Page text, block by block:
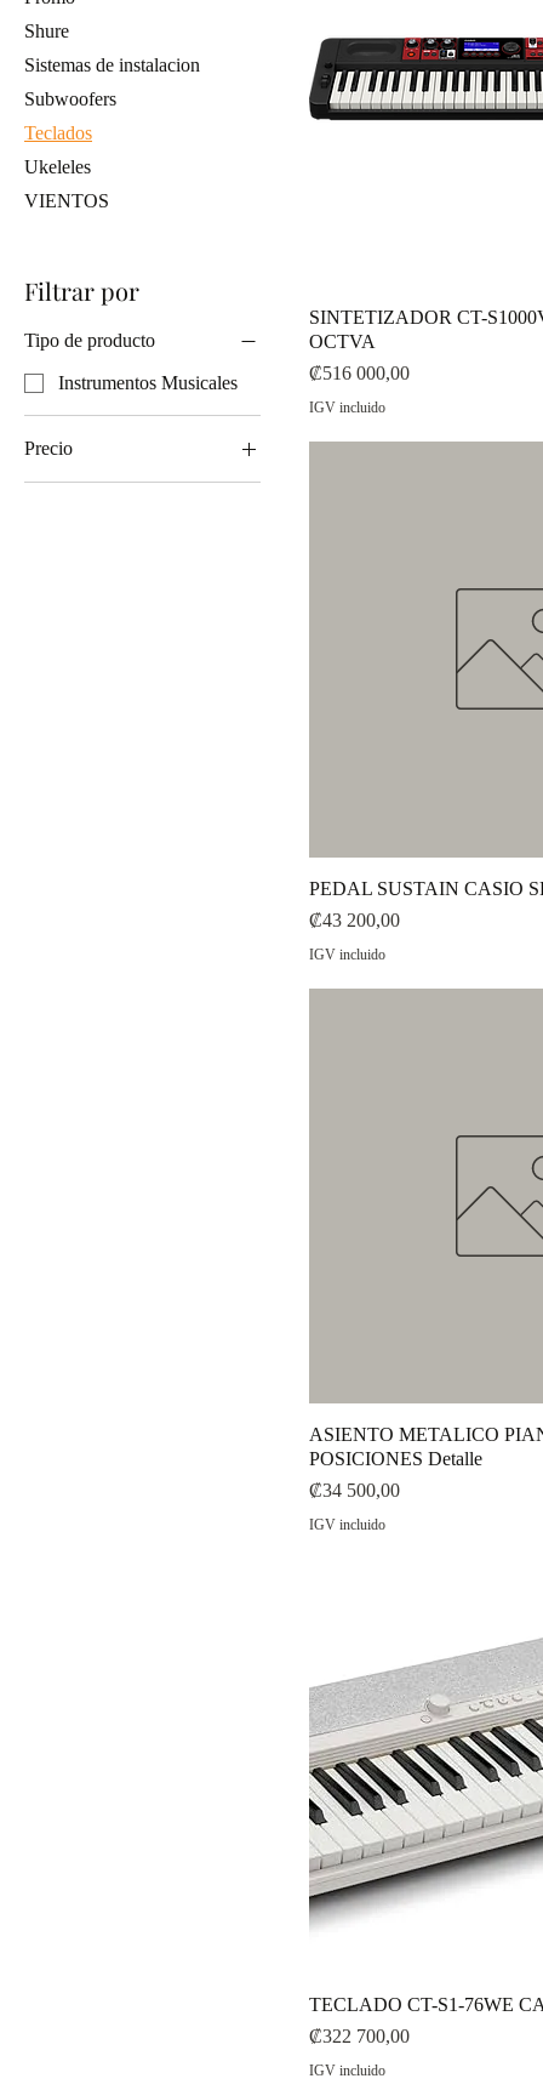
Shure
Sistemas de instalacion
Subwoofers
Teclados
Ukeleles
VIENTOS
Filtrar por
Tipo de producto
Instrumentos Musicales
Precio
SINTETIZADOR CT-
OCTVA
Precio
₡516 000,00
IGV incluido
PEDAL SUSTAIN CASIO
Precio
₡43 200,00
IGV incluido
ASIENTO METALICO
POSICIONES Detalle
Precio
₡34 500,00
IGV incluido
TECLADO CT-S1-76WE
Precio
₡322 700,00
IGV incluido